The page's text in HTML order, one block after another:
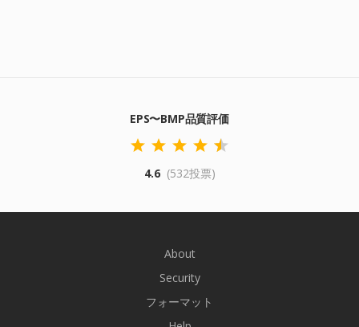
EPS〜BMP品質評価
4.6 (532投票)
About
Security
フォーマット